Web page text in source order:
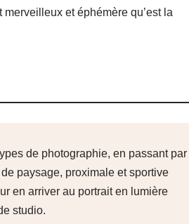
et éphémère qu’est la
de photographie, en passant par
paysage, proximale et sportive
en arriver au portrait en lumière
studio.